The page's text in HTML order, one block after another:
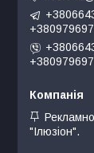
"Ілюзіон".